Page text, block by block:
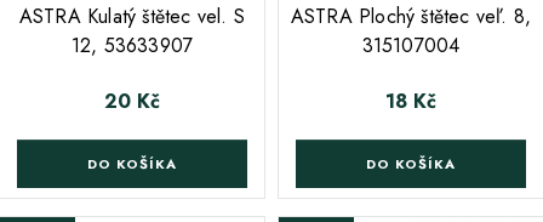
ASTRA Kulatý štětec vel. S
12, 53633907
Cena
20 Kč
DO KOŠÍKA
ASTRA Plochý štětec veľ. 8,
315107004
Cena
18 Kč
DO KOŠÍKA